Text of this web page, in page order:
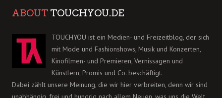
ABOUT TOUCHYOU.DE
TOUCHYOU ist ein Medien- und Freizeitblog, der sich
mit Mode und Fashionshows, Musik und Konzerten,
Kinofilmen- und Premieren, Vernissagen und
Künstlern, Promis und Co. beschäftigt.
Dabei zählt unsere Meinung, die wir hier verbreiten, denn wir sind